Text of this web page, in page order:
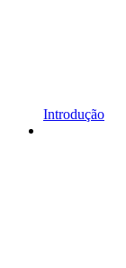
Introdução